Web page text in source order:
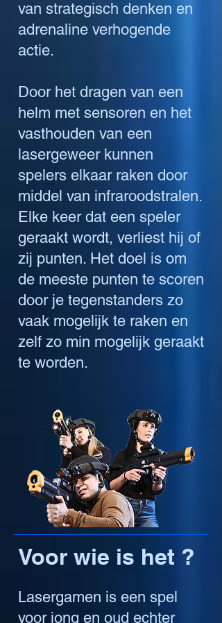
van strategisch denken en
adrenaline verhogende
actie.
Door het dragen van een
helm met sensoren en het
vasthouden van een
lasergeweer kunnen
spelers elkaar raken door
middel van infraroodstralen.
Elke keer dat een speler
geraakt wordt, verliest hij of
zij punten. Het doel is om
de meeste punten te scoren
door je tegenstanders zo
vaak mogelijk te raken en
zelf zo min mogelijk geraakt
te worden.
Voor wie is het ?
Lasergamen is een spel
voor jong en oud echter